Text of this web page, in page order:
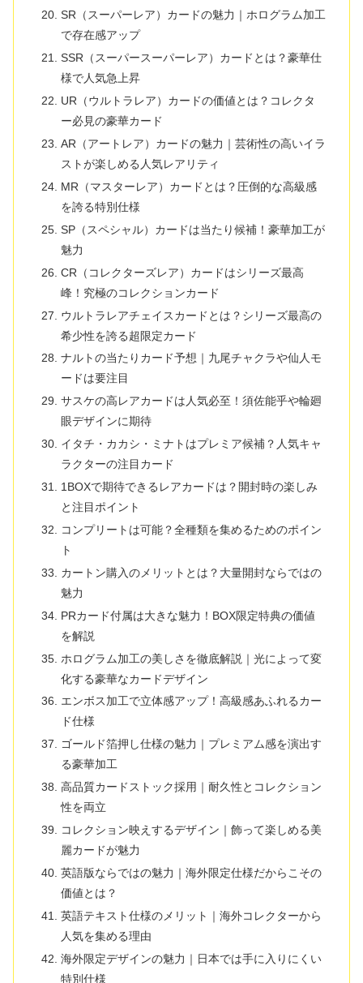
SR（スーパーレア）カードの魅力｜ホログラム加工
で存在感アップ
SSR（スーパースーパーレア）カードとは？豪華仕
様で人気急上昇
UR（ウルトラレア）カードの価値とは？コレクタ
ー必見の豪華カード
AR（アートレア）カードの魅力｜芸術性の高いイラ
ストが楽しめる人気レアリティ
MR（マスターレア）カードとは？圧倒的な高級感
を誇る特別仕様
SP（スペシャル）カードは当たり候補！豪華加工が
魅力
CR（コレクターズレア）カードはシリーズ最高
峰！究極のコレクションカード
ウルトラレアチェイスカードとは？シリーズ最高の
希少性を誇る超限定カード
ナルトの当たりカード予想｜九尾チャクラや仙人モ
ードは要注目
サスケの高レアカードは人気必至！須佐能乎や輪廻
眼デザインに期待
イタチ・カカシ・ミナトはプレミア候補？人気キャ
ラクターの注目カード
1BOXで期待できるレアカードは？開封時の楽しみ
と注目ポイント
コンプリートは可能？全種類を集めるためのポイン
ト
カートン購入のメリットとは？大量開封ならではの
魅力
PRカード付属は大きな魅力！BOX限定特典の価値
を解説
ホログラム加工の美しさを徹底解説｜光によって変
化する豪華なカードデザイン
エンボス加工で立体感アップ！高級感あふれるカー
ド仕様
ゴールド箔押し仕様の魅力｜プレミアム感を演出す
る豪華加工
高品質カードストック採用｜耐久性とコレクション
性を両立
コレクション映えするデザイン｜飾って楽しめる美
麗カードが魅力
英語版ならではの魅力｜海外限定仕様だからこその
価値とは？
英語テキスト仕様のメリット｜海外コレクターから
人気を集める理由
海外限定デザインの魅力｜日本では手に入りにくい
特別仕様